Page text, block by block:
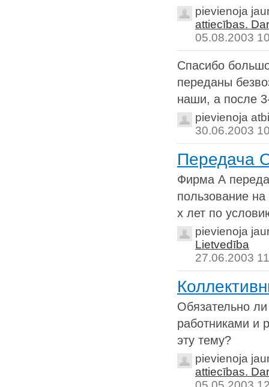
pievienoja
attiecības.
05.08.2003
Спасибо
переданы
наши, а после
pievienoja
30.06.2003
Передача
Фирма А
пользование
х лет по
pievienoja
Lietvedība
27.06.2003
Обязательно
работниками и
эту тему?
pievienoja
attiecības.